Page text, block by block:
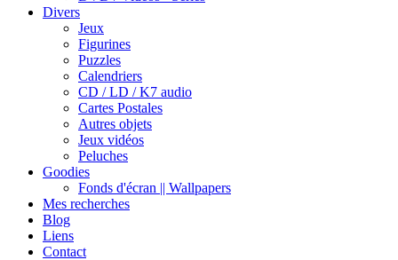
Divers
Jeux
Figurines
Puzzles
Calendriers
CD / LD / K7 audio
Cartes Postales
Autres objets
Jeux vidéos
Peluches
Goodies
Fonds d'écran || Wallpapers
Mes recherches
Blog
Liens
Contact